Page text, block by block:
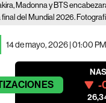
Madonna y BTS
final del Mundial 2026.
14 de mayo, 2026 | 01:00 PM
-